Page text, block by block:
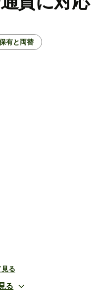
有と両替
る
る